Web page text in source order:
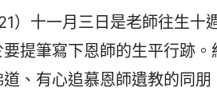
）十一月三日是老師往生十
要提筆寫下恩師的生平行跡
道、有心追慕恩師遺教的同